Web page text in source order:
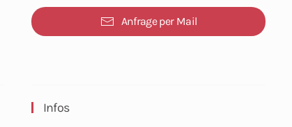
Anfrage per Mail
Infos